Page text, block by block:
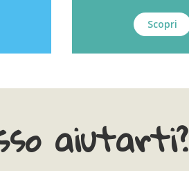
Scopri
aiutarti?